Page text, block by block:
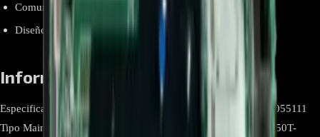
Comunicación estable con la fuente de poder y la T-Con.
Diseño electrónico confiable para uso continuo.
Información relevante
Especificación Detalle Marca LG Modelo de repuesto EBU64055111
Tipo Main Board / Tarjeta principal Compatibilidad LG 43LJ550T-